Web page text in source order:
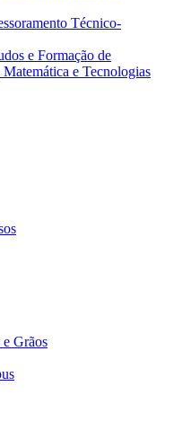
Técnico-
e Formação de
e Tecnologias
Grãos